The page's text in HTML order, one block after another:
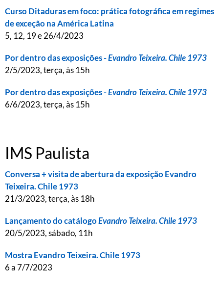
Curso Ditaduras em foco: prática fotográfica em regimes
de exceção na América Latina
5, 12, 19 e 26/4/2023
Por dentro das exposições -Evandro Teixeira. Chile 1973
2/5/2023, terça, às 15h
Por dentro das exposições -Evandro Teixeira. Chile 1973
6/6/2023, terça, às 15h
IMS Paulista
Conversa + visita de abertura da exposição Evandro
Teixeira. Chile 1973
21/3/2023, terça, às 18h
Lançamento do catálogoEvandro Teixeira. Chile 1973
20/5/2023, sábado, 11h
Mostra Evandro Teixeira. Chile 1973
6 a 7/7/2023